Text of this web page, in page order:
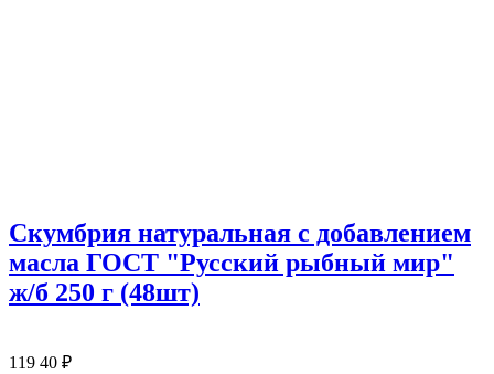
Скумбрия натуральная с добавлением
масла ГОСТ "Русский рыбный мир"
ж/б 250 г (48шт)
119 40 ₽